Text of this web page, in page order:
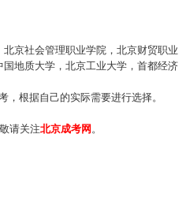
京社会管理职业学院，北京财贸职业
地质大学，北京工业大学，首都经济
根据自己的实际需要进行选择。
请关注北京成考网。